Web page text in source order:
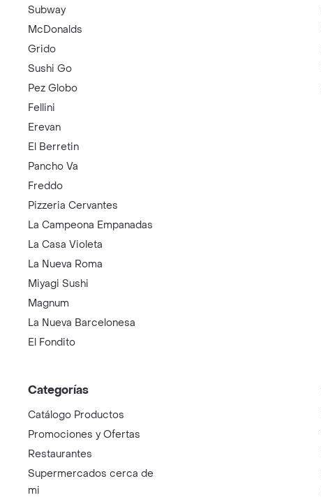
Subway
McDonalds
Grido
Sushi Go
Pez Globo
Fellini
Erevan
El Berretin
Pancho Va
Freddo
Pizzeria Cervantes
La Campeona Empanadas
La Casa Violeta
La Nueva Roma
Miyagi Sushi
Magnum
La Nueva Barcelonesa
El Fondito
Categorías
Catálogo Productos
Promociones y Ofertas
Restaurantes
Supermercados cerca de
mi